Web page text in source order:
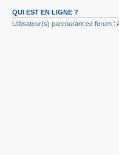
QUI EST EN LIGNE ?
Utilisateur(s) parcourant ce forum :